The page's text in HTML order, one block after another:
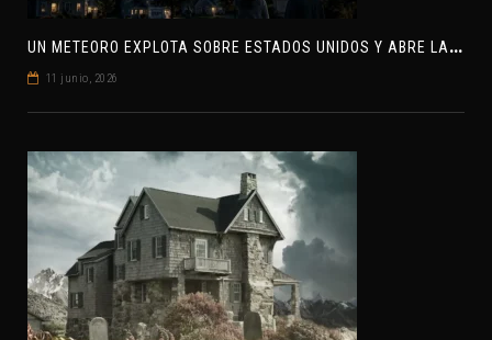
U
N METEORO EXPLOTA SOBRE ESTADOS UNIDOS Y ABRE LA PISTA DE POLAR-IM, UN POSIBLE VISITANTE INTERESTELAR
11 junio, 2026